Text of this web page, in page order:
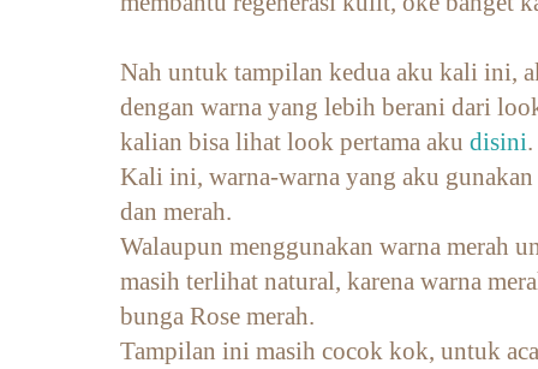
Nah untuk tampilan kedua aku kali ini,
dengan warna yang lebih berani dari
kalian bisa lihat look pertama aku disini.
Kali ini, warna-warna yang aku
dan merah.
Walaupun menggunakan warna merah
masih terlihat natural, karena warna
bunga Rose merah.
Tampilan ini masih cocok kok, untuk